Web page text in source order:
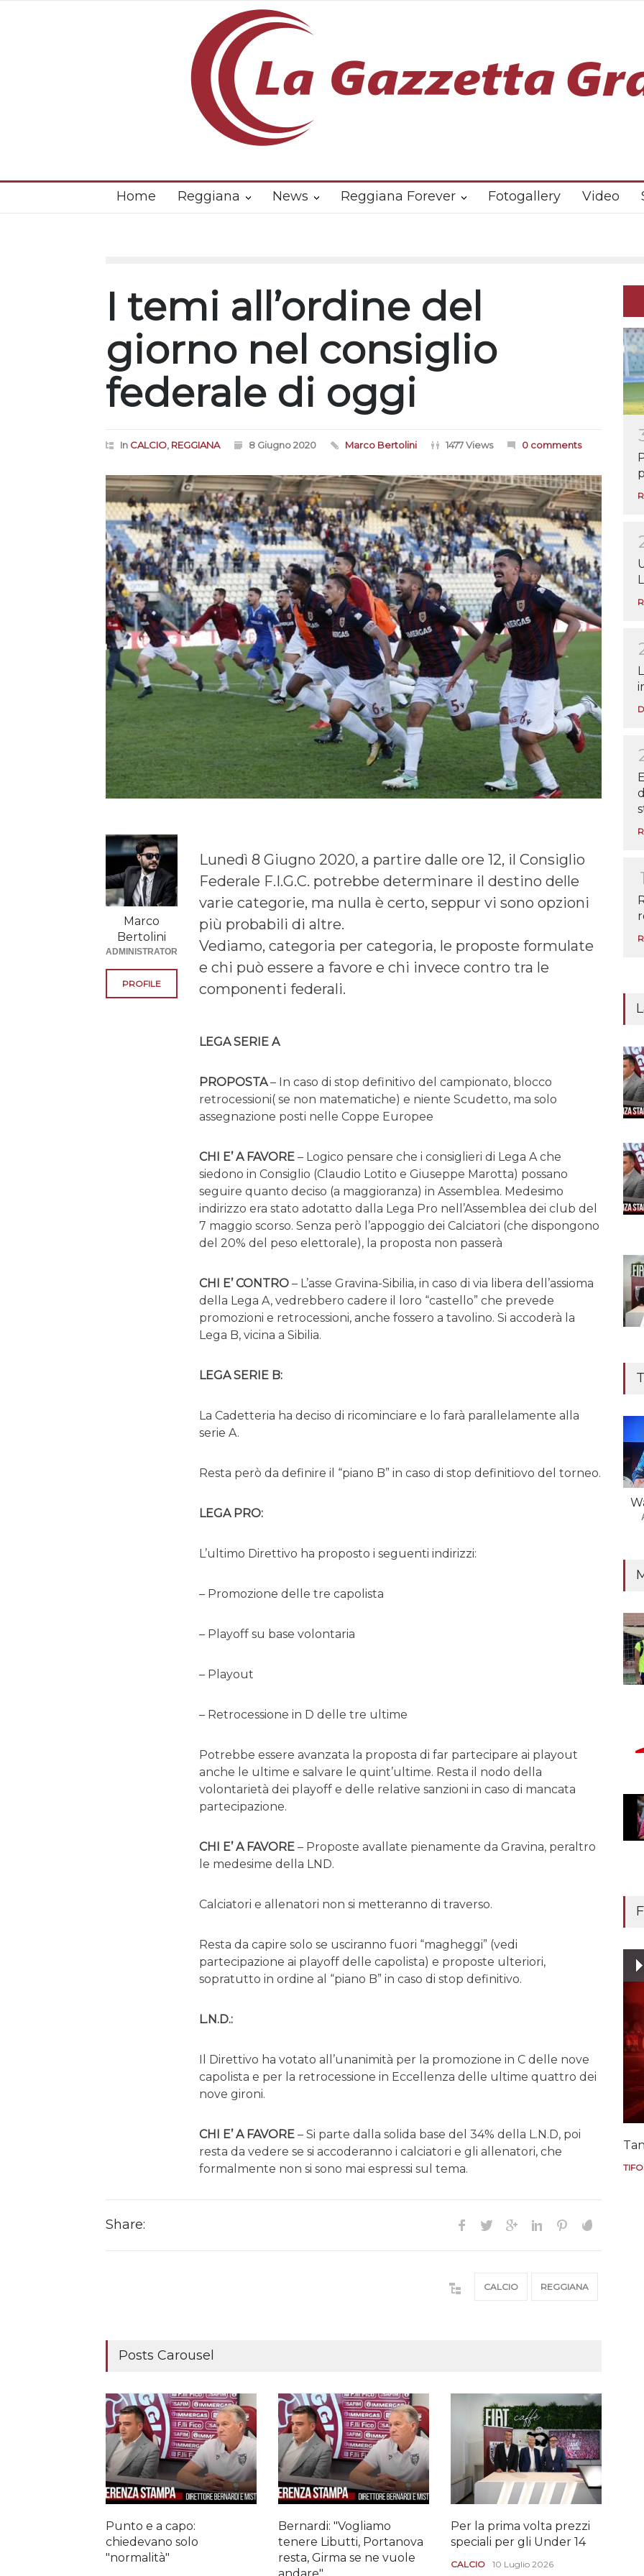
Home Reggiana News Reggiana Forever Fotogallery Video
I temi all’ordine del
giorno nel consiglio
federale di oggi
In CALCIO, REGGIANA 8 Giugno 2020 Marco Bertolini 1477 Views 0 comments
Lunedì 8 Giugno 2020, a partire dalle ore 12, il Consiglio
Federale F.I.G.C. potrebbe determinare il destino delle
varie categorie, ma nulla è certo, seppur vi sono opzioni
più probabili di altre.
Vediamo, categoria per categoria, le proposte formulate
e chi può essere a favore e chi invece contro tra le
componenti federali.
LEGA SERIE A
PROPOSTA– In caso di stop definitivo del campionato, blocco
retrocessioni( se non matematiche) e niente Scudetto, ma solo
assegnazione posti nelle Coppe Europee
CHI E’ A FAVORE – Logico pensare che i consiglieri di Lega A che
siedono in Consiglio (Claudio Lotito e Giuseppe Marotta) possano
seguire quanto deciso (a maggioranza) in Assemblea. Medesimo
indirizzo era stato adotatto dalla Lega Pro nell’Assemblea dei club del
7 maggio scorso. Senza però l’appoggio dei Calciatori (che dispongono
del 20% del peso elettorale), la proposta non passerà
CHI E’ CONTRO – L’asse Gravina-Sibilia, in caso di via libera dell’assioma
della Lega A, vedrebbero cadere il loro “castello” che prevede
promozioni e retrocessioni, anche fossero a tavolino. Si accoderà la
Lega B, vicina a Sibilia.
LEGA SERIE B:
La Cadetteria ha deciso di ricominciare e lo farà parallelamente alla
serie A.
Resta però da definire il “piano B” in caso di stop definitiovo del torneo.
LEGA PRO:
L’ultimo Direttivo ha proposto i seguenti indirizzi:
– Promozione delle tre capolista
– Playoff su base volontaria
– Playout
– Retrocessione in D delle tre ultime
Potrebbe essere avanzata la proposta di far partecipare ai playout
anche le ultime e salvare le quint’ultime. Resta il nodo della
volontarietà dei playoff e delle relative sanzioni in caso di mancata
partecipazione.
CHI E’ A FAVORE – Proposte avallate pienamente da Gravina, peraltro
le medesime della LND.
Calciatori e allenatori non si metteranno di traverso.
Resta da capire solo se usciranno fuori “magheggi” (vedi
partecipazione ai playoff delle capolista) e proposte ulteriori,
sopratutto in ordine al “piano B” in caso di stop definitivo.
L.N.D.:
Il Direttivo ha votato all’unanimità per la promozione in C delle nove
capolista e per la retrocessione in Eccellenza delle ultime quattro dei
nove gironi.
CHI E’ A FAVORE – Si parte dalla solida base del 34% della L.N.D, poi
resta da vedere se si accoderanno i calciatori e gli allenatori, che
formalmente non si sono mai espressi sul tema.
Marco
Bertolini
ADMINISTRATOR
PROFILE
Share:
CALCIO REGGIANA
Posts Carousel
Punto e a capo:
chiedevano solo
"normalità"
Bernardi: "Vogliamo
tenere Libutti, Portanova
resta, Girma se ne vuole
Per la prima volta prezzi
speciali per gli Under 14
CALCIO 10 Luglio 2026
1